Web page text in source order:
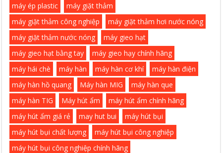
máy ép plastic
máy giặt thảm
máy giặt thảm công nghiệp
máy giặt thảm hơi nước nóng
máy giặt thảm nước nóng
máy gieo hạt
máy gieo hạt bằng tay
máy gieo hạy chính hãng
máy hái chè
máy hàn máy hàn cơ khí
máy hàn điện
máy hàn hồ quang
Máy hàn MIG
máy hàn que
máy hàn TIG
Máy hút ẩm
máy hút ẩm chính hãng
máy hút ẩm giá rẻ
may hut bui
máy hút bụi
máy hút bụi chất lượng
máy hút bụi công nghiệp
máy hút bụi công nghiệp chính hãng